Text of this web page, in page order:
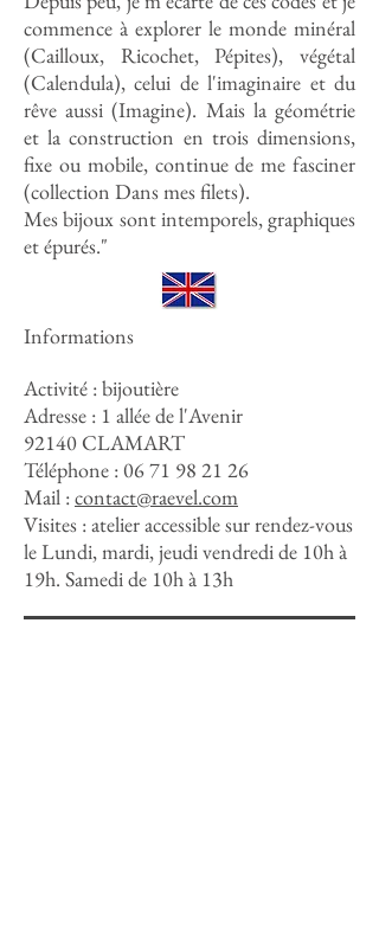
commence à explorer le monde minéral
(Cailloux, Ricochet, Pépites), végétal
(Calendula), celui de l'imaginaire et du
rêve aussi (Imagine). Mais la géométrie
et la construction en trois dimensions,
fixe ou mobile, continue de me fasciner
(collection Dans mes filets).
Mes bijoux sont intemporels, graphiques
et épurés."
Informations
Activité : bijoutière
Adresse : 1 allée de l'Avenir
92140 CLAMART
Téléphone :06 71 98 21 26
Mail :contact@raevel.com
Visites : atelier accessible sur rendez-vous
le Lundi, mardi, jeudi vendredi de 10h à
19h. Samedi de 10h à 13h